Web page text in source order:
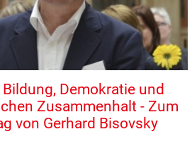
Demokratie und
Zusammenhalt - Zum
von Gerhard Bisovsky